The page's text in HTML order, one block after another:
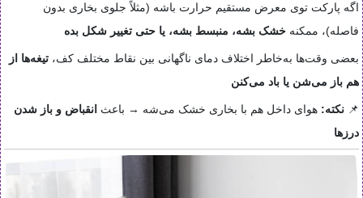
اگه پارکت توی معرض مستقیم حرارت باشه (مثلاً جلوی بخاری بدون
فاصله)، ممکنه خشک بشه، منبسط بشه، یا حتی تغییر شکل بده
بعضی وقت‌ها به‌خاطر اختلاف دمای ناگهانی بین نقاط مختلف کف، تیغه‌ها از
هم باز می‌شن یا باد می‌کنن
📌 نکته: هوای داخل هم با بخاری خشک می‌شه → باعث انقباض و باز شدن
درزها